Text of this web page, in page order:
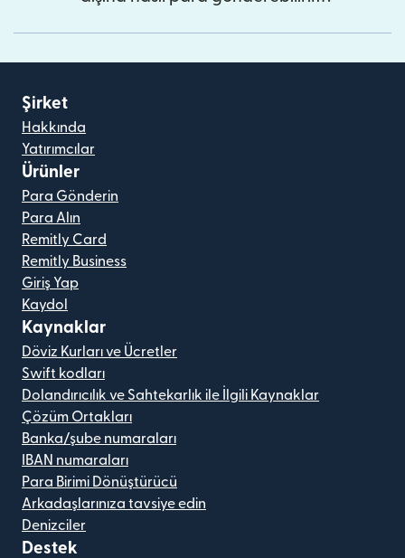
Şirket
Hakkında
Yatırımcılar
Ürünler
Para Gönderin
Para Alın
Remitly Card
Remitly Business
Giriş Yap
Kaydol
Kaynaklar
Döviz Kurları ve Ücretler
Swift kodları
Dolandırıcılık ve Sahtekarlık ile İlgili Kaynaklar
Çözüm Ortakları
Banka/şube numaraları
IBAN numaraları
Para Birimi Dönüştürücü
Arkadaşlarınıza tavsiye edin
Denizciler
Destek